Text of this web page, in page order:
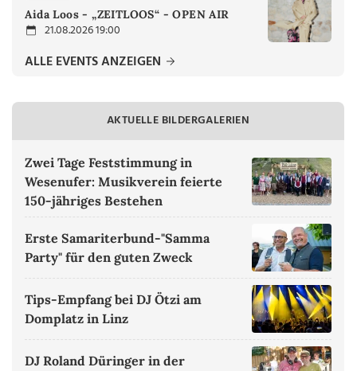
Aida Loos - „ZEITLOOS“ - OPEN AIR
21.08.2026 19:00
ALLE EVENTS ANZEIGEN
AKTUELLE BILDERGALERIEN
Zwei Tage Feststimmung in
Wesenufer: Musikverein feierte
150-jähriges Bestehen
Erste Samariterbund-"Samma
Party" für den guten Zweck
Tips-Empfang bei DJ Ötzi am
Domplatz in Linz
DJ Roland Düringer in der